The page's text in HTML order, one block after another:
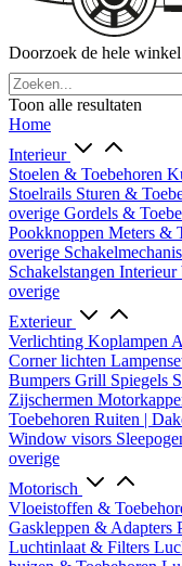
Doorzoek de hele winkel
Toon alle resultaten
Home
Interieur
Stoelen & Toebehoren
Stoelrails Sturen &
overige Gordels &
Pookknoppen Meters &
overige
Schakelstangen Interieur
overige
Exterieur
Verlichting Koplampen
Corner lichten
Bumpers Grill Spiegels
Zijschermen
Toebehoren Ruiten |
Window visors
overige
Motorisch
Vloeistoffen &
Gaskleppen & Adapters
Luchtinlaat & Filters